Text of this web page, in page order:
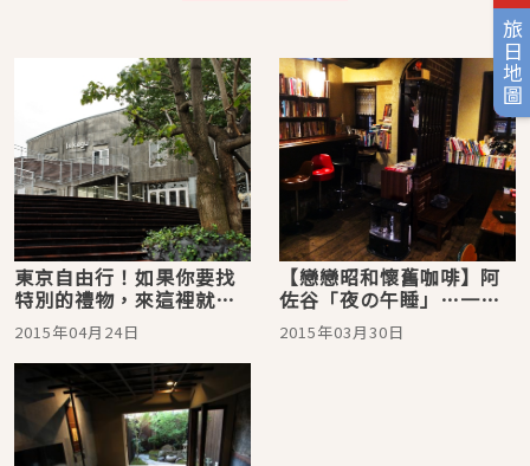
旅日地圖
東京自由行！如果你要找
特別的禮物，來這裡就對
了@神樂坂「la kagu」
2015年04月24日
【戀戀昭和懷舊咖啡】阿
佐谷「夜の午睡」…一間
中古書咖啡店，殘留著昭
和時期30年代小酒吧影子
2015年03月30日